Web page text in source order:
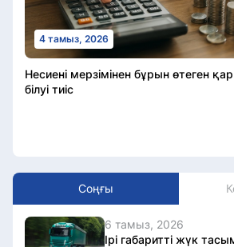
4 тамыз, 2026
Несиені мерзімінен бұрын өтеген
білуі тиіс
Соңғы
6 тамыз, 2026
Ірі габаритті жүк